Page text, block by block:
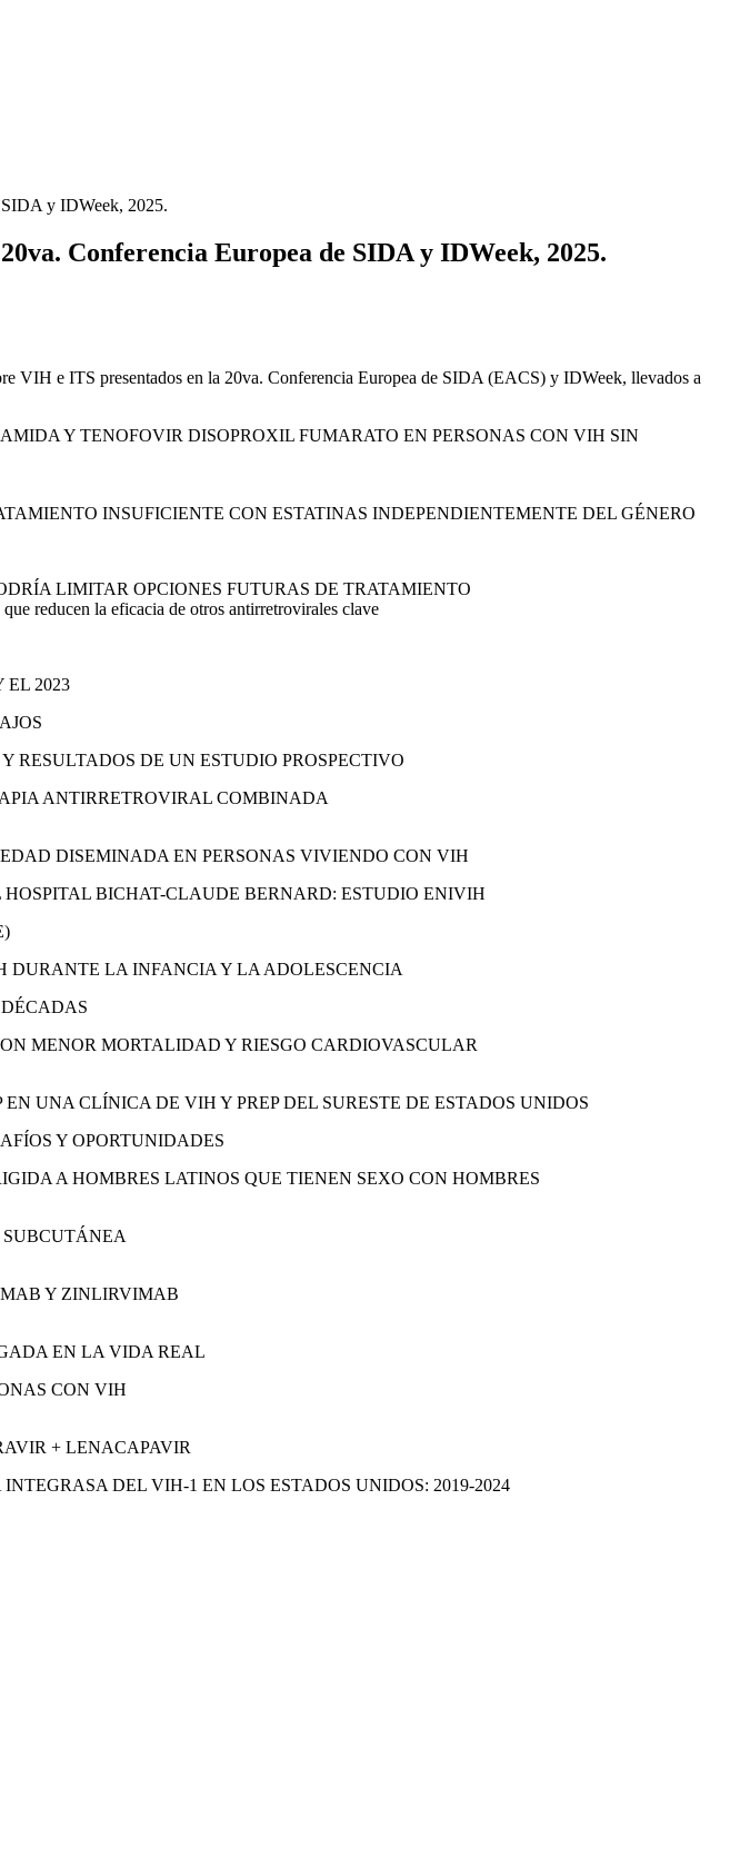
Conferencia Europea de SIDA y IDWeek, 2025.
VIH e ITS presentados en la 20va. Conferencia Europea de SIDA (EACS) y IDWeek, llevados a
Y TENOFOVIR DISOPROXIL FUMARATO EN PERSONAS CON VIH SIN
INSUFICIENTE CON ESTATINAS INDEPENDIENTEMENTE DEL GÉNERO
LIMITAR OPCIONES FUTURAS DE TRATAMIENTO
reducen la eficacia de otros antirretrovirales clave
EL 2023
RESULTADOS DE UN ESTUDIO PROSPECTIVO
ANTIRRETROVIRAL COMBINADA
DISEMINADA EN PERSONAS VIVIENDO CON VIH
BICHAT-CLAUDE BERNARD: ESTUDIO ENIVIH
DURANTE LA INFANCIA Y LA ADOLESCENCIA
MENOR MORTALIDAD Y RIESGO CARDIOVASCULAR
UNA CLÍNICA DE VIH Y PREP DEL SURESTE DE ESTADOS UNIDOS
Y OPORTUNIDADES
A HOMBRES LATINOS QUE TIENEN SEXO CON HOMBRES
Y ZINLIRVIMAB
EN LA VIDA REAL
CON VIH
+ LENACAPAVIR
DEL VIH-1 EN LOS ESTADOS UNIDOS: 2019-2024